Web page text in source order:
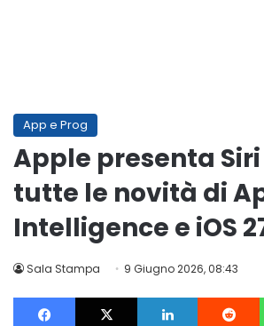
App e Prog
Apple presenta Siri
tutte le novità di
Intelligence e iOS
Sala Stampa 9 Giugno 2026, 08:43
Facebook X LinkedIn